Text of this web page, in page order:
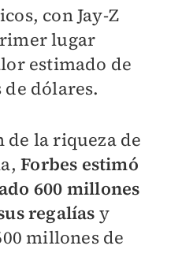
con Jay-Z
lugar
estimado de
dólares.
de la riqueza de
Forbes estimó
600 millones
regalías y
millones de